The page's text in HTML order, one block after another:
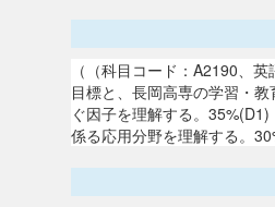
（（科目コード：A2190、
目標と、長岡高専の学習・
ぐ因子を理解する。
係る応用分野を理解する。